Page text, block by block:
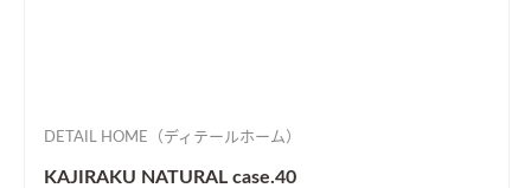
DETAIL HOME（ディテールホーム）
KAJIRAKU NATURAL case.40